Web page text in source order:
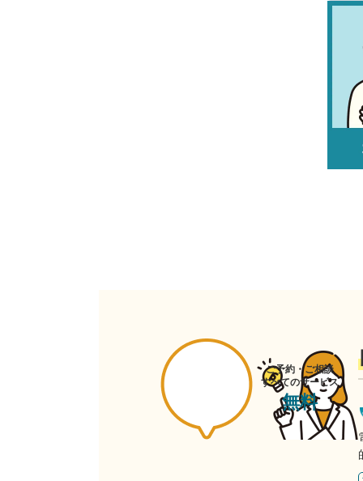
ご予約・ご相談
すべてのサービス
無料